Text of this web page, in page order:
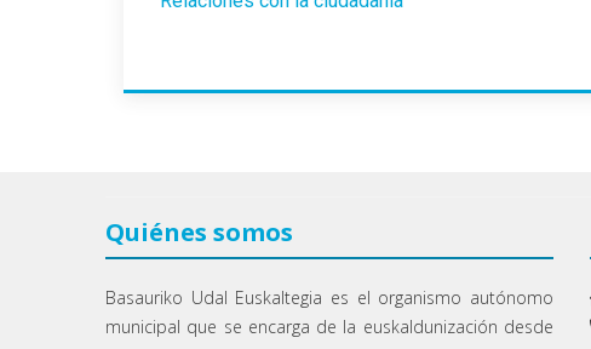
Quiénes somos
Basauriko Udal Euskaltegia es el organismo autónomo
municipal que se encarga de la euskaldunización desde